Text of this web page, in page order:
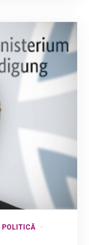
POLITICĂ